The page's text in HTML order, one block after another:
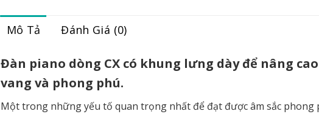
Mô Tả Đánh Giá (0)
Đàn piano dòng CX có khung lưng dày để nâng
vang và phong phú.
Một trong những yếu tố quan trọng nhất để đạt được âm sắc phong